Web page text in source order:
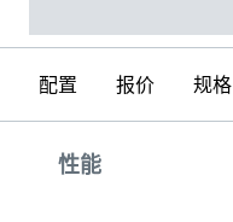
配置 报价 规格
性能